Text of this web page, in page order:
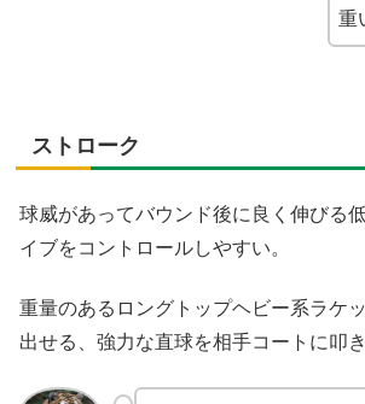
重
ストローク
球威があってバウンド後に良く伸びる
イブをコントロールしやすい。
重量のあるロングトップヘビー系ラケ
出せる、強力な直球を相手コートに叩